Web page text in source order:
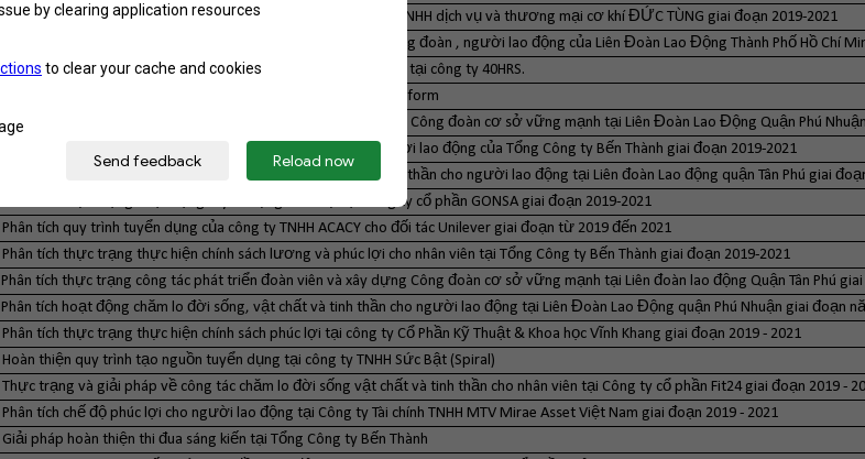
Phân tích thực trạng thực hiện chính sách phúc lợi tại công ty TNHH dịch vụ và thương mại cơ khí ĐỨC TÙNG giai đoạn 2019-2021
Phân tích hoạt động chính sách phúc lợi dành cho đoàn viên công đoàn , người lao động của Liên Đoàn Lao Động Thành Phố Hồ Chí
Giải pháp hoàn thiện dịch vụ tuyển dụng cho các doanh nghiệp tại công ty 40HRS.
Phân tích hoạt động xây dựng văn hoá tại công ty cổ phần Vietform
Phân tích thực trạng công tác phát triển đoàn viên và xây dựng Công đoàn cơ sở vững mạnh tại Liên Đoàn Lao Động Quận Phú
Phân tích thực trạng các hoạt động chăm lo đời sống cho người lao động của Tổng Công ty Bến Thành giai đoạn 2019-2021
Phân tích thực trạng hoạt động chăm lo đời sống vật chất tinh thần cho người lao động tại Liên đoàn Lao động quận Tân Phú giai
Phân tích thực trạng hoạt động tuyển dụng nhân sự tại Công ty cổ phần GONSA giai đoạn 2019-2021
Phân tích quy trình tuyển dụng của công ty TNHH ACACY cho đối tác Unilever giai đoạn từ 2019 đến 2021
Phân tích thực trạng thực hiện chính sách lương và phúc lợi cho nhân viên tại Tổng Công ty Bến Thành giai đoạn 2019-2021
Phân tích thực trạng công tác phát triển đoàn viên và xây dựng Công đoàn cơ sở vững mạnh tại Liên đoàn lao động Quận Tân Phú giai
Phân tích hoạt động chăm lo đời sống, vật chất và tinh thần cho người lao động tại Liên Đoàn Lao Động quận Phú Nhuận giai đoạn
Phân tích thực trạng thực hiện chính sách phúc lợi tại công ty Cổ Phần Kỹ Thuật & Khoa học Vĩnh Khang giai đoạn 2019 - 2021
Hoàn thiện quy trình tạo nguồn tuyển dụng tại công ty TNHH Sức Bật (Spiral)
Thực trạng và giải pháp về công tác chăm lo đời sống vật chất và tinh thần cho nhân viên tại Công ty cổ phần Fit24 giai đoạn 2019 -
Phân tích chế độ phúc lợi cho người lao động tại Công ty Tài chính TNHH MTV Mirae Asset Việt Nam giai đoạn 2019 - 2021
Giải pháp hoàn thiện thi đua sáng kiến tại Tổng Công ty Bến Thành